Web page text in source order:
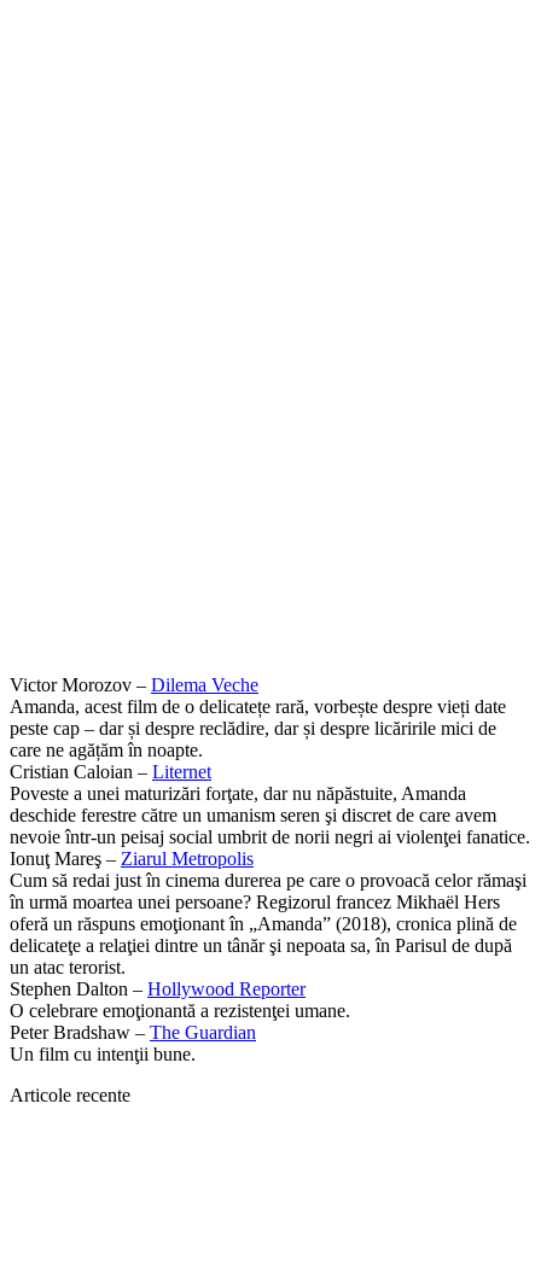
Victor Morozov – Dilema Veche
Amanda, acest film de o delicatețe rară, vorbește despre vieți date
peste cap – dar și despre reclădire, dar și despre licăririle mici de
care ne agățăm în noapte.
Cristian Caloian – Liternet
Poveste a unei maturizări forţate, dar nu năpăstuite, Amanda
deschide ferestre către un umanism seren şi discret de care avem
nevoie într-un peisaj social umbrit de norii negri ai violenţei fanatice.
Ionuţ Mareş – Ziarul Metropolis
Cum să redai just în cinema durerea pe care o provoacă celor rămaşi
în urmă moartea unei persoane? Regizorul francez Mikhaël Hers
oferă un răspuns emoţionant în „Amanda” (2018), cronica plină de
delicateţe a relaţiei dintre un tânăr şi nepoata sa, în Parisul de după
un atac terorist.
Stephen Dalton – Hollywood Reporter
O celebrare emoţionantă a rezistenţei umane.
Peter Bradshaw – The Guardian
Un film cu intenţii bune.
Articole recente